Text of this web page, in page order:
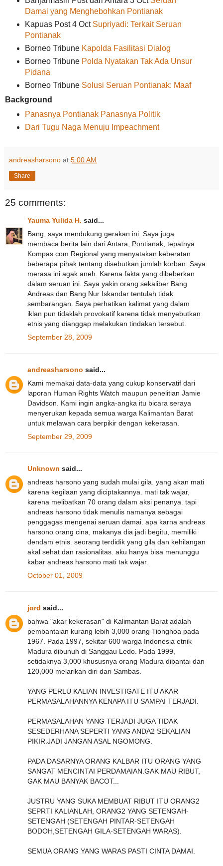
Damai yang Menghebohkan Pontianak
Kapuas Post 4 Oct Supriyadi: Terkait Seruan
Pontianak
Borneo Tribune Kapolda Fasilitasi Dialog
Borneo Tribune Polda Nyatakan Tak Ada Unsur
Pidana
Borneo Tribune Solusi Seruan Pontianak: Maaf
Background
Panasnya Pontianak Panasnya Politik
Dari Tugu Naga Menuju Impeachment
andreasharsono at 5:00 AM
Share
25 comments:
Yauma Yulida H. said...
Bang, saya mendukung gerakan ini. Saya juga
membaca berita lain dari Antara, Pontianak, tepatnya
Kompas.com Regional yang menyatakan keberatan
beberapa pihak tentang disebutkan jumlah korban. Saya
merasa ini agak aneh. Karena fakta yang dibeberkan
dalam seruan ini. Saya yakin orang sekaliber Bang
Andreas dan Bang Nur Iskandar tentulah tidak
sembarangan. Saya perhatikan kalimat yang dalam
iklan pun tidaklah provokatif karena tidak menyebutkan
etnis yang dianggap melakukan tindakan tersebut.
September 28, 2009
andreasharsono said...
Kami memakai data-data yang cukup konservatif dari
laporan Human Rights Watch maupun penelitian Jamie
Davidson. Kami ingin angka-angka itu bicara seraya
menyerukan kepada semua warga Kalimantan Barat
untuk melawan cara berpikir dengan kekerasan.
September 29, 2009
Unknown said...
andreas harsono yang sudah mulai gila. yang akan mati
karena kegilaan yang diciptakannya. mati tak wajar,
karena melibatkan 70 orang dalam aksi penanya. tapi
andreas harsono tidak menulis namanya sebagai
penggagas mengenai seruan damai. apa karna andreas
harsono orang cina, makanya dia jadi begitu, memiliki
dendam etnis. seorang terdidik yang gila dan kehilangan
akal sehat dan rasionalitas. aku hanya bisa menunggu
kabar andreas harsono mati tak wajar.
October 01, 2009
jord said...
bahwa "akar kekerasan" di Kalimantan Barat adalah
pembantaian kurang lebih 3,000 orang Tionghoa pada
1967. Pada 1997, sekitar 600 warga Indonesia etnik
Madura dibunuh di Sanggau Ledo. Pada 1999,
setidaknya 3,000 khususnya orang Madura dibantai dan
120,000 melarikan diri dari Sambas.
YANG PERLU KALIAN INVESTIGATE ITU AKAR
PERMASALAHANNYA KENAPA ITU SAMPAI TERJADI.
PERMASALAHAN YANG TERJADI JUGA TIDAK
SESEDERHANA SEPERTI YANG ANDA2 SEKALIAN
PIKIR.JADI JANGAN ASAL NGOMONG.
PADA DASARNYA ORANG KALBAR ITU ORANG YANG
SANGAT MENCINTAI PERDAMAIAN.GAK MAU RIBUT,
GAK MAU BANYAK BACOT...
JUSTRU YANG SUKA MEMBUAT RIBUT ITU ORANG2
SEPRTI KALIANLAH, ORANG2 YANG SETENGAH-
SETENGAH (SETENGAH PINTAR-SETENGAH
BODOH,SETENGAH GILA-SETENGAH WARAS).
SEMUA ORANG YANG WARAS PASTI CINTA DAMAI.